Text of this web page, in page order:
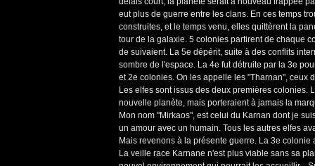
eut plus de guerre entre les clans. En ces temps
construites, et le temps venu, elles quittèrent la
tour de la galaxie. 5 colonies partirent de chaque
de suivaient. La 5e dépérit, suite à des conflits
sombre de l'espace. La 4e fut détruite par la 3e
et 2e colonies. On les appelle les "Tharnan", ceux
Les elfes sont issus des deux premières
nouvelle planète, mais porteraient à jamais la
Mon nom "Mirkaos", est celui du Karnan dont je
un amour avec un humain. Tous les autres elfes
Mais revenons à la présente guerre. La 3e
La veille race Karnane n'est plus viable sans sa